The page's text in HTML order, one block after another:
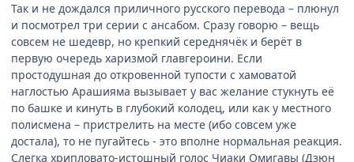
Так и не дождался приличного русского перевода – плюнул
и посмотрел три серии с ансабом. Сразу говорю – вещь
совсем не шедевр, но крепкий середнячёк и берёт в
первую очередь харизмой главгероини. Если
простодушная до откровенной тупости с хамоватой
наглостью Арашияма вызывает у вас желание стукнуть её
по башке и кинуть в глубокий колодец, или как у местного
полисмена – пристрелить на месте (ибо совсем уже
достала), то не пугайтесь - это вполне нормальная реакция.
Слегка хрипловато-истошный голос Чиаки Омигавы (Дзюн